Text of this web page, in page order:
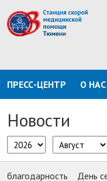
ПРЕСС-ЦЕНТР О НАС
Новости
благодарность День